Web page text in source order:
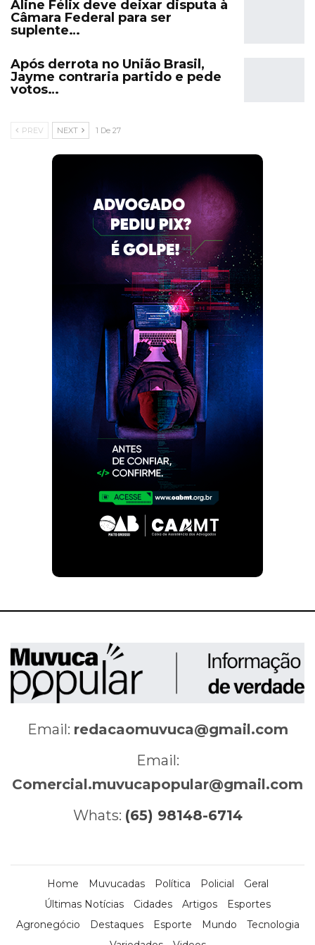
Aline Félix deve deixar disputa à
Câmara Federal para ser
suplente…
Após derrota no União Brasil,
Jayme contraria partido e pede
votos…
PREV NEXT 1 De 27
Email: redacaomuvuca@gmail.com
Email:
Comercial.muvucapopular@gmail.com
Whats: (65) 98148-6714
Home Muvucadas Política Policial
Geral
Últimas Notícias
Cidades Artigos
Esportes
Agronegócio
Destaques Esporte Mundo
Tecnologia